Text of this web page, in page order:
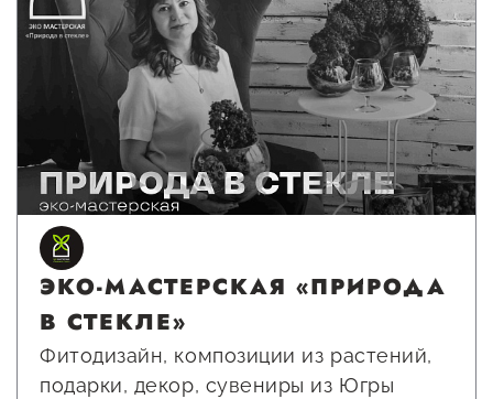
производства
Нормативные
документы
Организации,
предоставляющие поддержку
Интерактивные сервисы
Каталог маркетплейсов
Каталог креативной
продукции
Госзакупки для малого
бизнеса
Каталог югорских франшиз
Инвестору
ЭКО-МАСТЕРСКАЯ «ПРИРОДА
В СТЕКЛЕ»
Фитодизайн, композиции из растений,
подарки, декор, сувениры из Югры